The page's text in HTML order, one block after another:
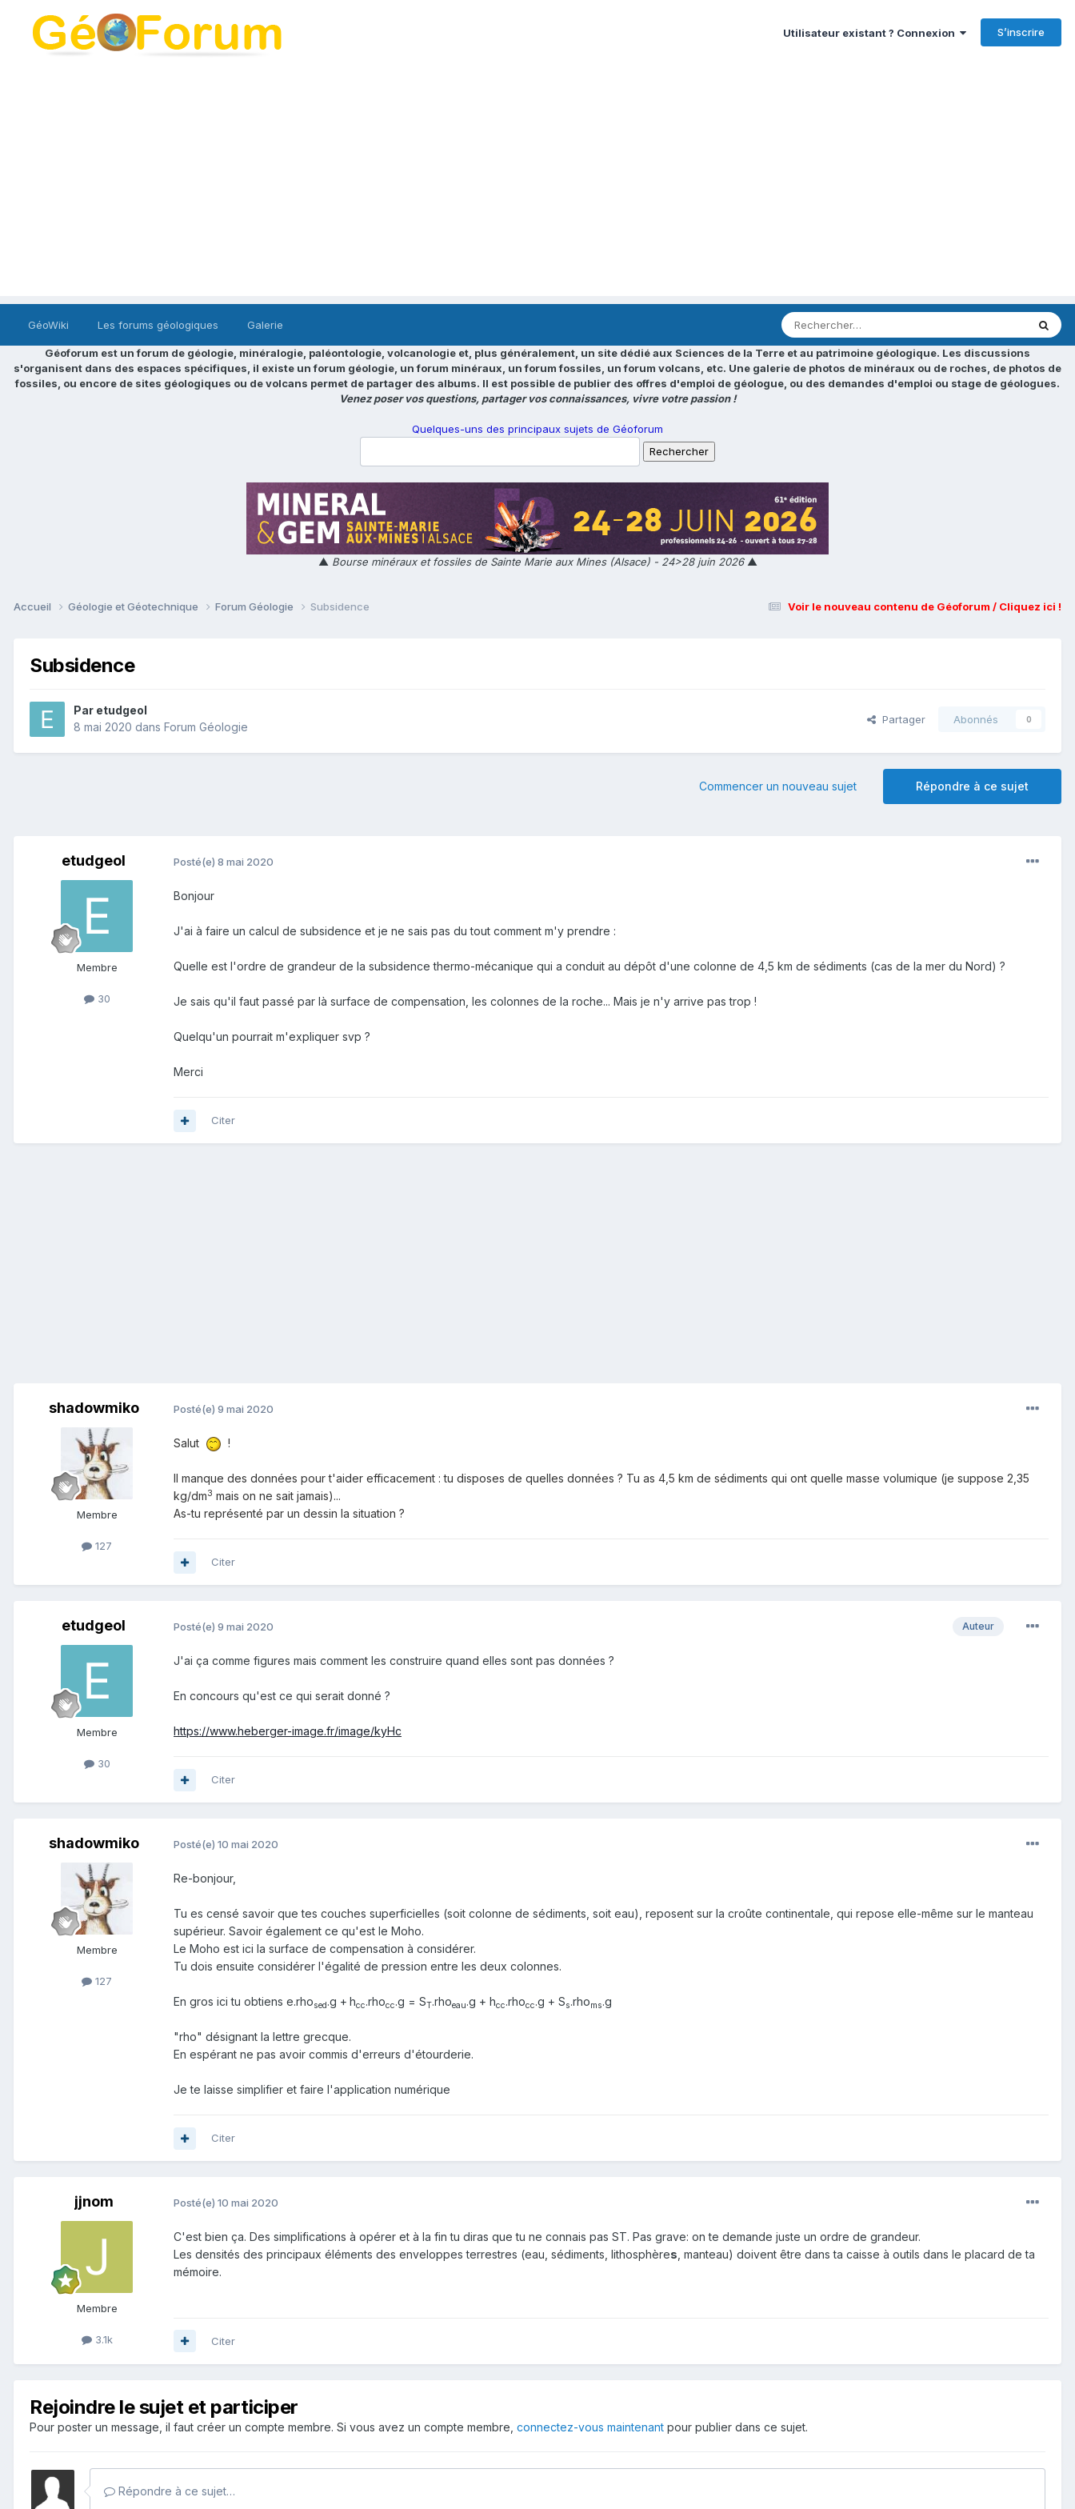
Utilisateur existant ? Connexion S’inscrire
GéoWiki Les forums géologiques Galerie
Géoforum est un forum de géologie, minéralogie, paléontologie, volcanologie et, plus généralement, un site dédié aux Sciences de la Terre et au patrimoine géologique. Les discussions
s'organisent dans des espaces spécifiques, il existe un forum géologie, un forum minéraux, un forum fossiles, un forum volcans, etc. Une galerie de photos de minéraux ou de roches, de photos de
fossiles, ou encore de sites géologiques ou de volcans permet de partager des albums. Il est possible de publier des offres d'emploi de géologue, ou des demandes d'emploi ou stage de géologues.
Venez poser vos questions, partager vos connaissances, vivre votre passion !
Quelques-uns des principaux sujets de Géoforum
▲ Bourse minéraux et fossiles de Sainte Marie aux Mines (Alsace) - 24>28 juin 2026▲
Voir le nouveau contenu de Géoforum / Cliquez ici !
Accueil Géologie et Géotechnique Forum Géologie Subsidence
Subsidence
Par etudgeol
8 mai 2020 dans Forum Géologie
Partager Abonnés 0
Répondre à ce sujet
Commencer un nouveau sujet
etudgeol
Membre
30
Posté(e) 8 mai 2020
Bonjour
J'ai à faire un calcul de subsidence et je ne sais pas du tout comment m'y prendre :
Quelle est l'ordre de grandeur de la subsidence thermo-mécanique qui a conduit au dépôt d'une colonne de 4,5 km de sédiments (cas de la mer du Nord) ?
Je sais qu'il faut passé par là surface de compensation, les colonnes de la roche... Mais je n'y arrive pas trop !
Quelqu'un pourrait m'expliquer svp ?
Merci
Citer
shadowmiko
Membre
127
Posté(e) 9 mai 2020
Salut !
Il manque des données pour t'aider efficacement : tu disposes de quelles données ? Tu as 4,5 km de sédiments qui ont quelle masse volumique (je suppose 2,35
kg/dm3 mais on ne sait jamais)...
As-tu représenté par un dessin la situation ?
Citer
etudgeol
Membre
30
Auteur
Posté(e) 9 mai 2020
J'ai ça comme figures mais comment les construire quand elles sont pas données ?
En concours qu'est ce qui serait donné ?
https://www.heberger-image.fr/image/kyHc
Citer
shadowmiko
Membre
127
Posté(e) 10 mai 2020
Re-bonjour,
Tu es censé savoir que tes couches superficielles (soit colonne de sédiments, soit eau), reposent sur la croûte continentale, qui repose elle-même sur le manteau
supérieur. Savoir également ce qu'est le Moho.
Le Moho est ici la surface de compensation à considérer.
Tu dois ensuite considérer l'égalité de pression entre les deux colonnes.
En gros ici tu obtiens e.rhosed.g + hcc.rhocc.g = ST.rhoeau.g + hcc.rhocc.g + Ss.rhoms.g
"rho" désignant la lettre grecque.
En espérant ne pas avoir commis d'erreurs d'étourderie.
Je te laisse simplifier et faire l'application numérique
Citer
jjnom
Membre
3.1k
Posté(e) 10 mai 2020
C'est bien ça. Des simplifications à opérer et à la fin tu diras que tu ne connais pas ST. Pas grave: on te demande juste un ordre de grandeur.
Les densités des principaux éléments des enveloppes terrestres (eau, sédiments, lithosphères , manteau) doivent être dans ta caisse à outils dans le placard de ta
mémoire.
Citer
Rejoindre le sujet et participer
Pour poster un message, il faut créer un compte membre. Si vous avez un compte membre, connectez-vous maintenant pour publier dans ce sujet.
Répondre à ce sujet…